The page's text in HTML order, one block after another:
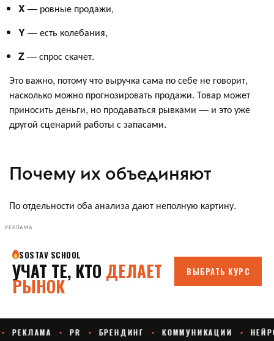
X — ровные продажи,
Y— есть колебания,
Z— спрос скачет.
Это важно, потому что выручка сама по себе не говорит,
насколько можно прогнозировать продажи. Товар может
приносить деньги, но продаваться рывками — и это уже
другой сценарий работы с запасами.
Почему их объединяют
По отдельности оба анализа дают неполную картину.
РЕКЛАМА